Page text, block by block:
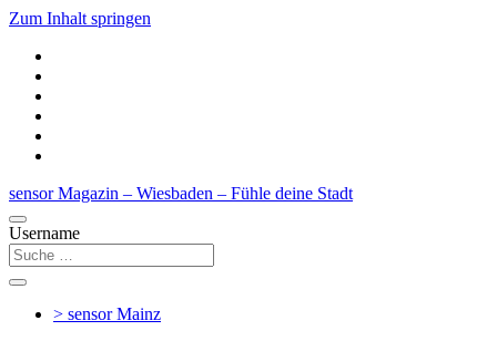
Zum Inhalt springen
sensor Magazin – Wiesbaden – Fühle deine Stadt
Username
> sensorMainz